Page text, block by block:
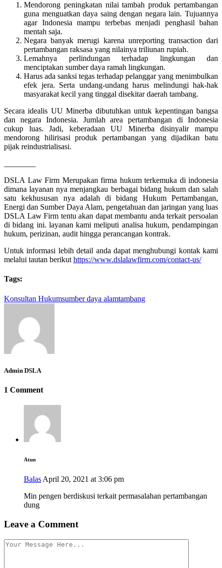
Mendorong peningkatan nilai tambah produk pertambangan
guna menguatkan daya saing dengan negara lain. Tujuannya
agar Indonesia mampu terbebas menjadi penghasil bahan
mentah saja.
Negara banyak merugi karena unreporting transaction dari
pertambangan raksasa yang nilainya triliunan rupiah.
Lemahnya perlindungan terhadap lingkungan dan
menciptakan sumber daya ramah lingkungan.
Harus ada sanksi tegas terhadap pelanggar yang menimbulkan
efek jera. Serta undang-undang harus melindungi hak-hak
masyarakat kecil yang tinggal disekitar daerah tambang.
Secara idealis UU Minerba dibutuhkan untuk kepentingan bangsa
dan negara Indonesia. Jumlah area pertambangan di Indonesia
cukup luas. Jadi, keberadaan UU Minerba disinyalir mampu
mendorong hilirisasi produk pertambangan yang dijadikan batu
pijak reindustrialisasi.
DSLA Law Firm Merupakan firma hukum terkemuka di indonesia
dimana layanan nya menjangkau berbagai bidang hukum dan salah
satu kekhususan nya adalah di bidang Hukum Pertambangan,
Energi dan Sumber Daya Alam, pengetahuan dan jaringan yang luas
DSLA Law Firm tentu akan dapat membantu anda terkait persoalan
di bidang ini. layanan kami meliputi analisa hukum, pendampingan
hukum, perizinan, audit hingga perancangan kontrak.
Untuk informasi lebih detail anda dapat menghubungi kontak kami
melalui tautan berikut https://www.dslalawfirm.com/contact-us/
Tags:
Konsultan Hukumsumber daya alamtambang
Admin DSLA
1 Comment
Atun
Balas April 20, 2021 at 3:06 pm
Min pengen berdiskusi terkait permasalahan pertambangan
dung
Leave a Comment